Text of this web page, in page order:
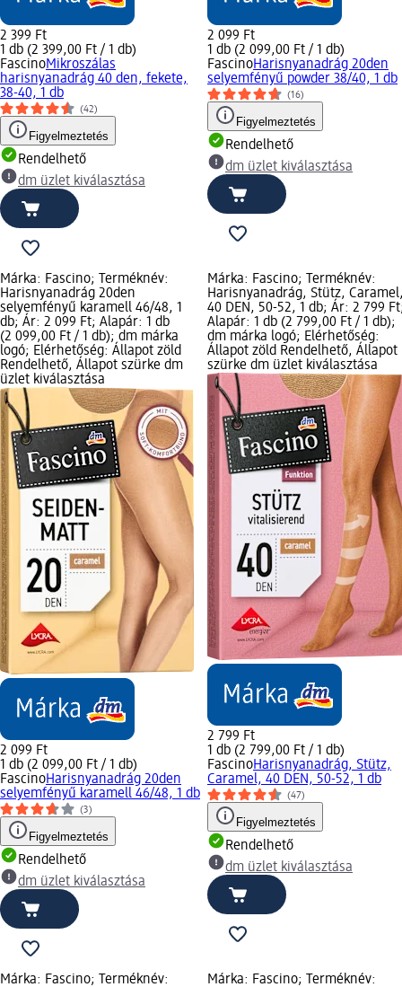
2 399 Ft
1 db (2 399,00 Ft / 1 db)
FascinoMikroszálas
harisnyanadrág 40 den, fekete,
38-40, 1 db
(42)
Figyelmeztetés
Rendelhető
dm üzlet kiválasztása
2 099 Ft
1 db (2 099,00 Ft / 1 db)
FascinoHarisnyanadrág 20den
selyemfényű powder 38/40, 1 db
(16)
Figyelmeztetés
Rendelhető
dm üzlet kiválasztása
Márka: Fascino; Terméknév:
Harisnyanadrág 20den
selyemfényű karamell 46/48, 1
db; Ár: 2 099 Ft; Alapár: 1 db
(2 099,00 Ft / 1 db); dm márka
logó; Elérhetőség: Állapot zöld
Rendelhető, Állapot szürke dm
üzlet kiválasztása
2 099 Ft
1 db (2 099,00 Ft / 1 db)
FascinoHarisnyanadrág 20den
selyemfényű karamell 46/48, 1 db
(3)
Figyelmeztetés
Rendelhető
dm üzlet kiválasztása
Márka: Fascino; Terméknév:
Harisnyanadrág, Stütz,
40 DEN, 50-52, 1 db; Ár: 2 799
Alapár: 1 db (2 799,00 Ft / 1 db);
dm márka logó; Elérhetőség:
Állapot zöld Rendelhető, Állapot
szürke dm üzlet kiválasztása
2 799 Ft
1 db (2 799,00 Ft / 1 db)
FascinoHarisnyanadrág, Stütz,
Caramel, 40 DEN, 50-52, 1 db
(47)
Figyelmeztetés
Rendelhető
dm üzlet kiválasztása
Márka: Fascino; Terméknév:
Márka: Fascino; Terméknév: